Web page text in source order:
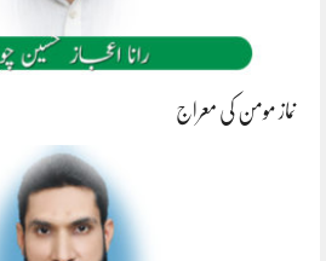
نماز مومن کی معراج